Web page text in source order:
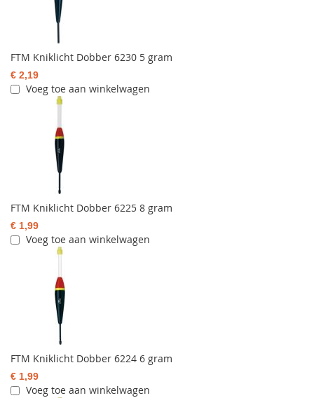
FTM Kniklicht Dobber 6230 5 gram
€ 2,19
Voeg toe aan winkelwagen
FTM Kniklicht Dobber 6225 8 gram
€ 1,99
Voeg toe aan winkelwagen
FTM Kniklicht Dobber 6224 6 gram
€ 1,99
Voeg toe aan winkelwagen